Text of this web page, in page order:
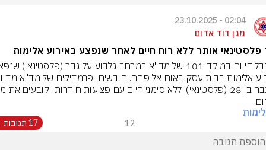
02:04 - 23.10.2025
מגן דוד אדום
פלסטינאי אותר ללא רוח חיים לאחר שנפצע באירוע אלימות
12 17 תגובות